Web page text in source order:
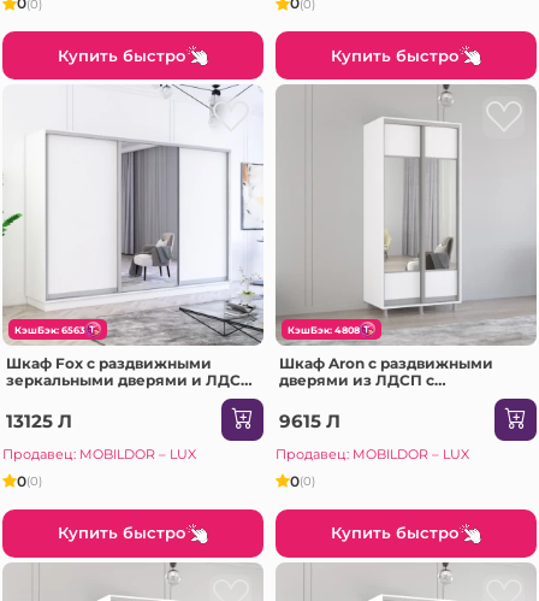
(0)
Купить быстро
(0)
Купить быстро
КэшБэк: 6563
Шкаф Fox с раздвижными
зеркальными дверями и ЛДСП
13125 Л
Продавец: MOBILDOR – LUX
0(0)
Купить быстро
КэшБэк: 4808
Шкаф Aron с раздвижными
дверями из ЛДСП с
(190x60x210H см) Белый
Бриллиант
9615 Л
Продавец: MOBILDOR – LUX
0(0)
Купить быстро